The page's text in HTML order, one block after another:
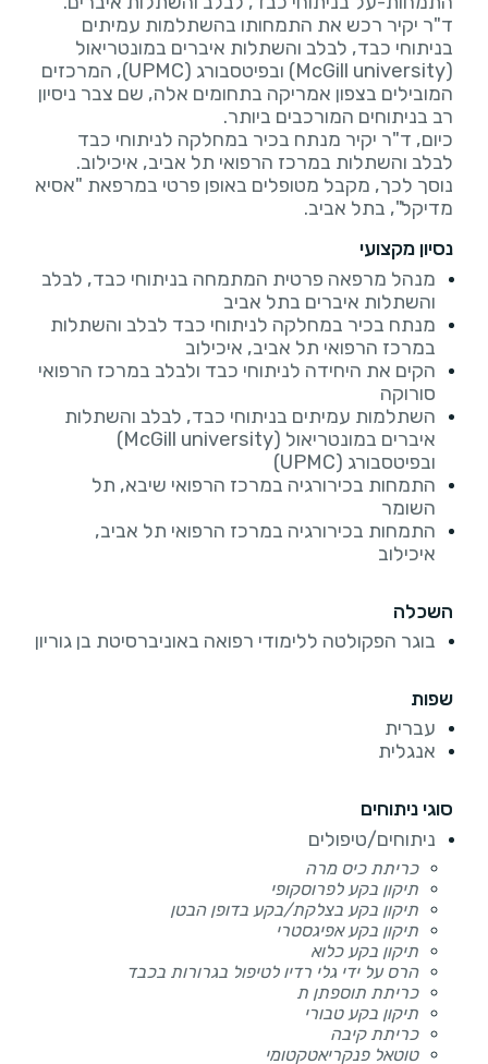
ד"ר יקיר רכש את התמחותו בהשתלמות עמיתים
בניתוחי כבד, לבלב והשתלות איברים במונטריאול
(McGill university) ובפיטסבורג (UPMC), המרכזים
המובילים בצפון אמריקה בתחומים אלה, שם צבר ניסיון
כיום, ד"ר יקיר מנתח בכיר במחלקה לניתוחי כבד
נוסך לכך, מקבל מטופלים באופן פרטי במרפאת "אסיא
מדיקל", בתל אביב.
נסיון מקצועי
מנהל מרפאה פרטית המתמחה בניתוחי כבד, לבלב
והשתלות איברים בתל אביב
מנתח בכיר במחלקה לניתוחי כבד לבלב והשתלות
במרכז הרפואי תל אביב, איכילוב
הקים את היחידה לניתוחי כבד ולבלב במרכז הרפואי
סורוקה
השתלמות עמיתים בניתוחי כבד, לבלב והשתלות
איברים במונטריאול (McGill university)
ובפיטסבורג (UPMC)
התמחות בכירורגיה במרכז הרפואי שיבא, תל
השומר
התמחות בכירורגיה במרכז הרפואי תל אביב,
איכילוב
השכלה
בוגר הפקולטה ללימודי רפואה באוניברסיטת בן גוריון
שפות
עברית
אנגלית
סוגי ניתוחים
ניתוחים/טיפולים
כריתת כיס מרה
תיקון בקע לפרוסקופי
תיקון בקע בצלקת/בקע בדופן הבטן
תיקון בקע אפיגסטרי
תיקון בקע כלוא
הרס על ידי גלי רדיו לטיפול בגרורות בכבד
כריתת תוספתן ת
תיקון בקע טבורי
כריתת קיבה
טוטאל פנקריאטקטומי